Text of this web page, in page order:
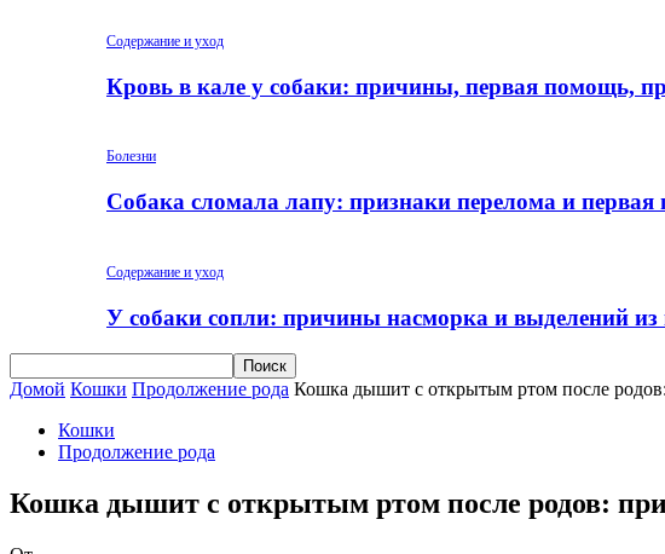
Содержание и уход
Кровь в кале у собаки: причины, первая помощь,
Болезни
Собака сломала лапу: признаки перелома и
Содержание и уход
У собаки сопли: причины насморка и выделений из
Домой Кошки Продолжение рода Кошка дышит с открытым ртом после
Кошки
Продолжение рода
Кошка дышит с открытым ртом после родов: